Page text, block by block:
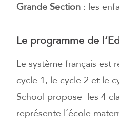
Grande Section : les
Le programme de
Le système français est
cycle 1, le cycle 2 et le
School propose les 4
représente l’école